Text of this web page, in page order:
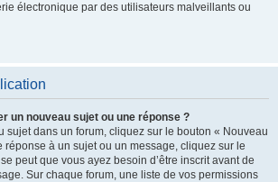
électronique par des utilisateurs malveillants ou
un nouveau sujet ou une réponse ?
sujet dans un forum, cliquez sur le bouton « Nouveau
réponse à un sujet ou un message, cliquez sur le
peut que vous ayez besoin d’être inscrit avant de
Sur chaque forum, une liste de vos permissions